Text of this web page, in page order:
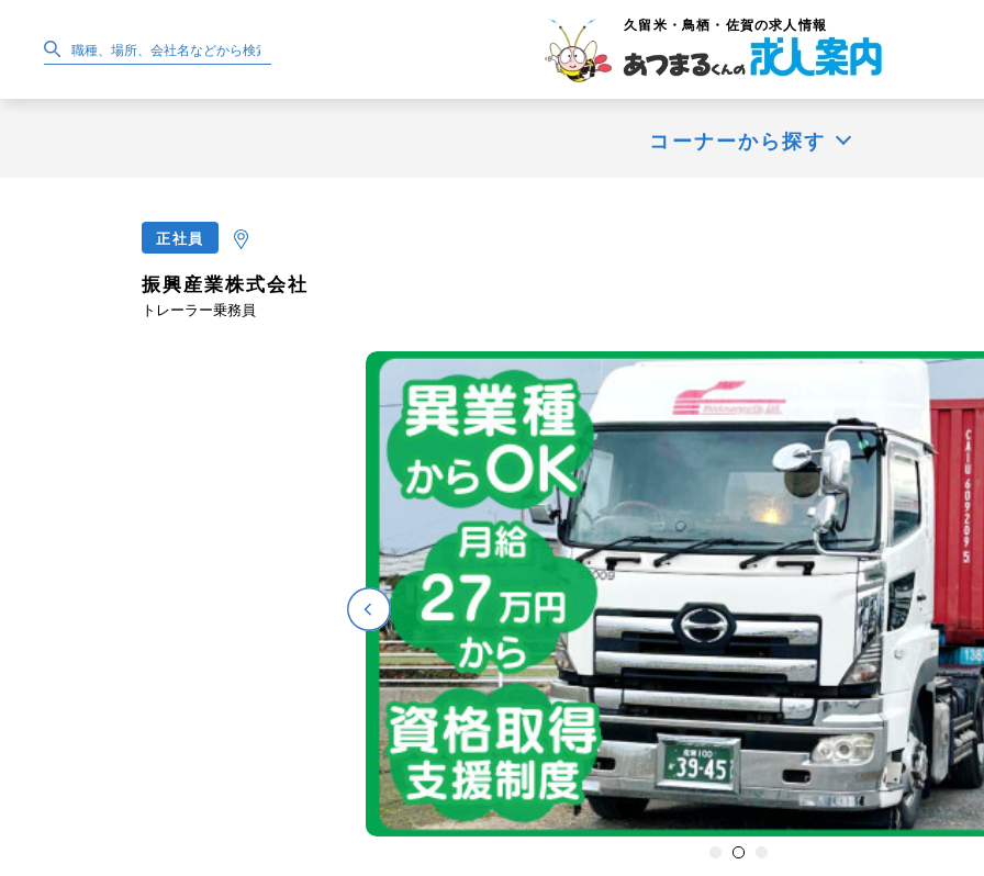
久留米・鳥栖・佐賀の求人情報
コーナーから探す
正社員
振興産業株式会社
トレーラー乗務員